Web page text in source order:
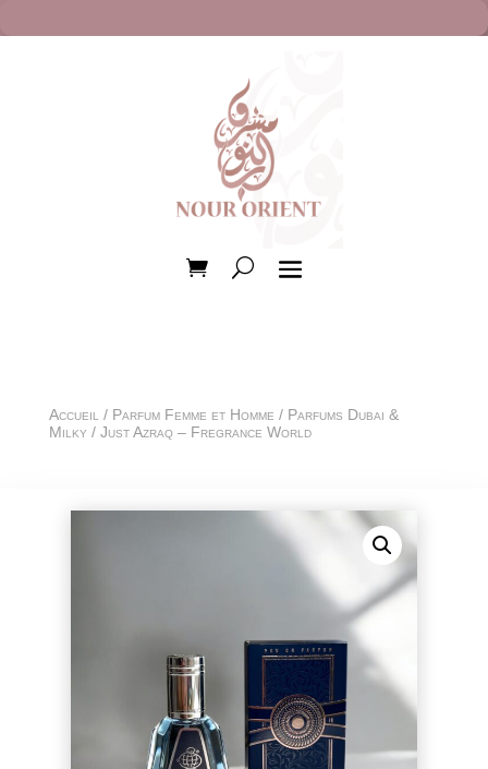
Accueil / Parfum Femme et Homme / Parfums Dubai &
Milky / Just Azraq – Fregrance World